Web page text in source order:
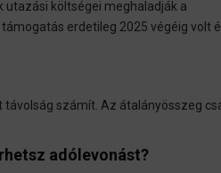
utazási költségei meghaladják a
erdetileg 2025 végéig volt
számít. Az átalányösszeg
adólevonást?